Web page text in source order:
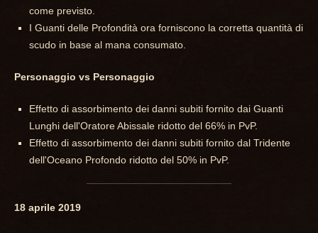
come previsto.
I Guanti delle Profondità ora forniscono la corretta quantità di
scudo in base al mana consumato.
Personaggio vs Personaggio
Effetto di assorbimento dei danni subiti fornito dai Guanti
Lunghi dell'Oratore Abissale ridotto del 66% in PvP.
Effetto di assorbimento dei danni subiti fornito dal Tridente
dell'Oceano Profondo ridotto del 50% in PvP.
18 aprile 2019